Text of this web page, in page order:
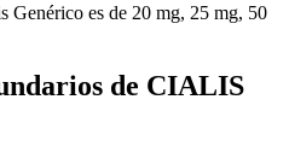
Genérico es de 20 mg, 25 mg, 50
de CIALIS